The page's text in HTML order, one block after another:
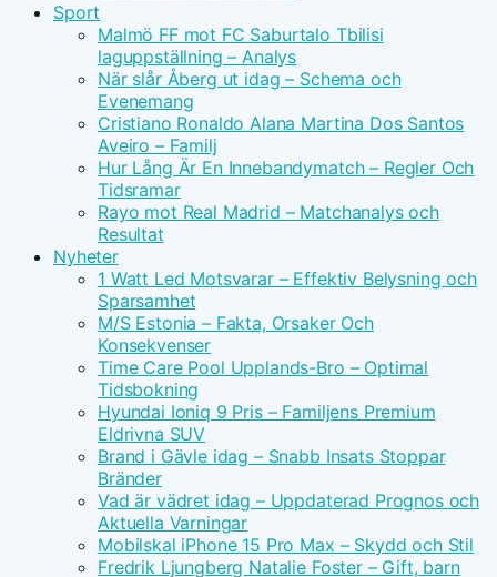
Sport
Malmö FF mot FC Saburtalo Tbilisi
laguppställning – Analys
När slår Åberg ut idag – Schema och
Evenemang
Cristiano Ronaldo Alana Martina Dos Santos
Aveiro – Familj
Hur Lång Är En Innebandymatch – Regler Och
Tidsramar
Rayo mot Real Madrid – Matchanalys och
Resultat
Nyheter
1 Watt Led Motsvarar – Effektiv Belysning och
Sparsamhet
M/S Estonia – Fakta, Orsaker Och
Konsekvenser
Time Care Pool Upplands-Bro – Optimal
Tidsbokning
Hyundai Ioniq 9 Pris – Familjens Premium
Eldrivna SUV
Brand i Gävle idag – Snabb Insats Stoppar
Bränder
Vad är vädret idag – Uppdaterad Prognos och
Aktuella Varningar
Mobilskal iPhone 15 Pro Max – Skydd och Stil
Fredrik Ljungberg Natalie Foster – Gift, barn